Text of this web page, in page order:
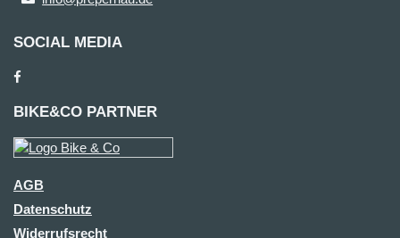
SOCIAL MEDIA
BIKE&CO PARTNER
AGB
Datenschutz
Widerrufsrecht